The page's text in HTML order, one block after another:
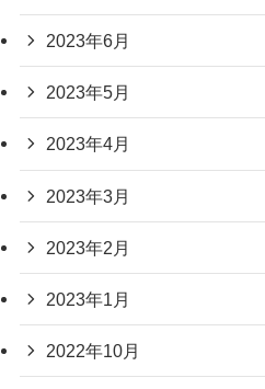
2023年6月
2023年5月
2023年4月
2023年3月
2023年2月
2023年1月
2022年10月